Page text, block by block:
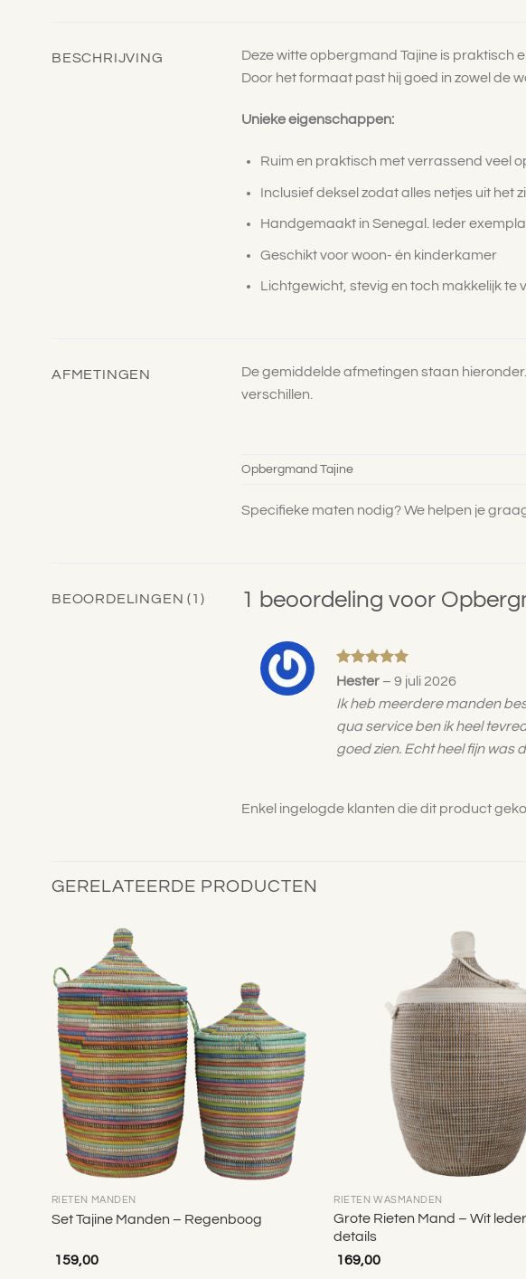
BESCHRIJVING
Deze witte opbergmand Tajine is praktisch
Door het formaat past hij goed in zowel de
Unieke eigenschappen:
Ruim en praktisch met verrassend veel
Inclusief deksel zodat alles netjes uit het
Handgemaakt in Senegal. Ieder
Geschikt voor woon- én kinderkamer
Lichtgewicht, stevig en toch makkelijk te
AFMETINGEN
De gemiddelde afmetingen staan
verschillen.
Opbergmand Tajine
Specifieke maten nodig? We helpen je
BEOORDELINGEN (1) 1 beoordeling voor
Gewaardeerd
Hester – 9 juli 2026
Ik heb meerdere manden
qua service ben ik heel
goed zien. Echt heel fijn was
Enkel ingelogde klanten die dit product
GERELATEERDE PRODUCTEN
Toevoegen
aan
verlanglijst
RIETEN MANDEN
Set Tajine Manden – Regenboog
159,00
RIETEN WASMANDEN
Grote Rieten Mand – Wit
details
169,00